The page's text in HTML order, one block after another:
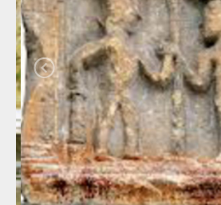
CONTACTS
PRESS